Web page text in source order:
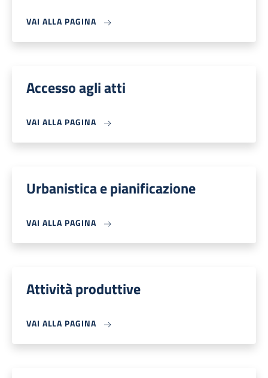
VAI ALLA PAGINA
Accesso agli atti
VAI ALLA PAGINA
Urbanistica e pianificazione
VAI ALLA PAGINA
Attività produttive
VAI ALLA PAGINA